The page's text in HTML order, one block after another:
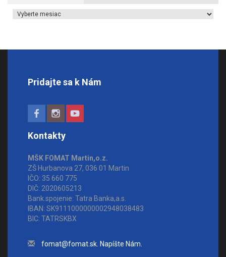
Archív článkov
Pridajte sa k Nám
Kontakty
MŠK FOMAT Martin,o.z.
ZŠ Hurbanova 27, 036 01 Martin
IČO: 35 660 775
DIČ: 2020605213
Bank.spojenie: Tatra Banka,a.s.
IBAN: SK9111000000002948038483
BIC: TATRSKBX
fomat@fomat.sk. Napíšte Nám.